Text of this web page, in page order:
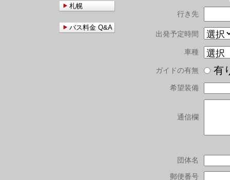
行き先
出発予定時間
車種
ガイドの有無
希望装備
通信欄
団体名
郵便番号
札幌
バス料金 Q&A